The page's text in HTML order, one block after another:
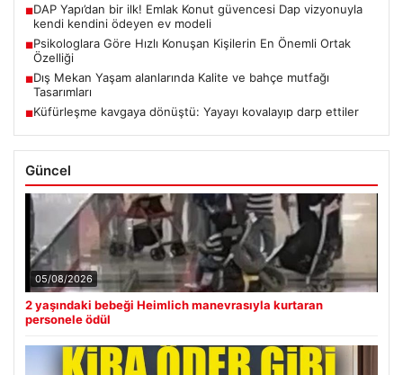
■DAP Yapı’dan bir ilk! Emlak Konut güvencesi Dap vizyonuyla
kendi kendini ödeyen ev modeli
■Psikologlara Göre Hızlı Konuşan Kişilerin En Önemli Ortak
Özelliği
■Dış Mekan Yaşam alanlarında Kalite ve bahçe mutfağı
Tasarımları
■Küfürleşme kavgaya dönüştü: Yayayı kovalayıp darp ettiler
Güncel
05/08/2026
2 yaşındaki bebeği Heimlich manevrasıyla kurtaran
personele ödül